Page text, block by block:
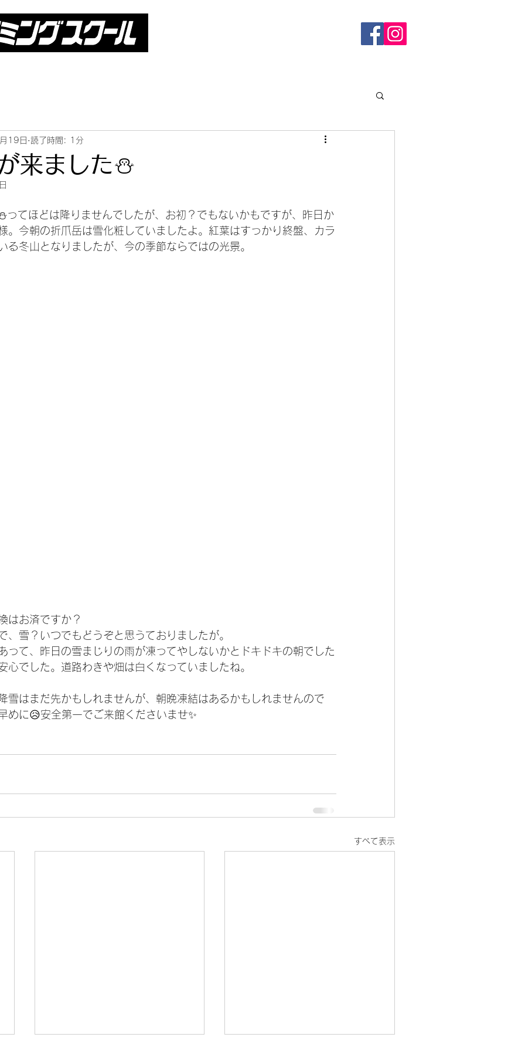
来ました⛄
19日 読了時間: 1分
ってほどは降りませんでしたが、お初？でもないかもですが、昨日か
。今朝の折爪岳は雪化粧していましたよ。紅葉はすっかり終盤、カラ
る冬山となりましたが、今の季節ならではの光景。
はお済ですか？
、雪？いつでもどうぞと思うておりましたが。
って、昨日の雪まじりの雨が凍ってやしないかとドキドキの朝でした
心でした。道路わきや畑は白くなっていましたね。
雪はまだ先かもしれませんが、朝晩凍結はあるかもしれませんので
めに😥安全第一でご来館くださいませ✨
すべて表示